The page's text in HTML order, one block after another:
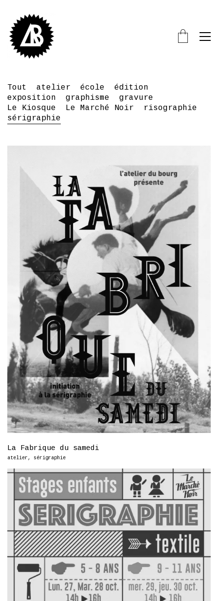
Tout atelier école
édition
exposition
graphisme
gravure
Le Kiosque
Le Marché Noir
risographie
sérigraphie
La Fabrique du samedi
atelier, sérigraphie